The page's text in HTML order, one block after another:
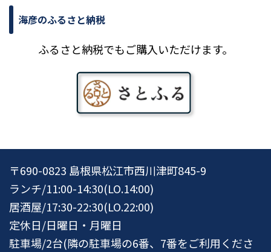
海彦のふるさと納税
ふるさと納税でもご購入いただけます。
〒690-0823 島根県松江市西川津町845-9
ランチ/11:00-14:30(LO.14:00)
居酒屋/17:30-22:30(LO.22:00)
定休日/日曜日・月曜日
駐車場/2台(隣の駐車場の6番、7番をご利用くださ